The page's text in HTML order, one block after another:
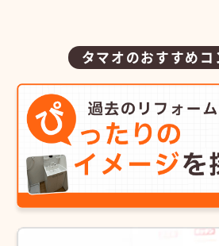
タマオのおすすめコ